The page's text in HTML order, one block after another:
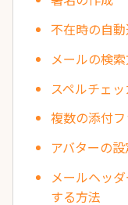
不在時の自
メールの検
スペルチェ
複数の添付
アバターの設
メールヘッ
する方法